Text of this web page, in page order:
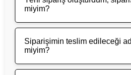
miyim?
Siparişimin teslim edileceği
miyim?